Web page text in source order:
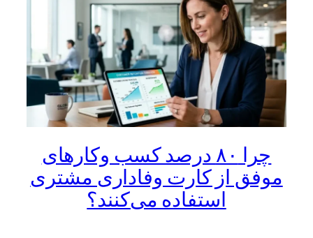
چرا ۸۰ درصد کسب‌ وکارهای
موفق از کارت وفاداری مشتری
استفاده می‌کنند؟